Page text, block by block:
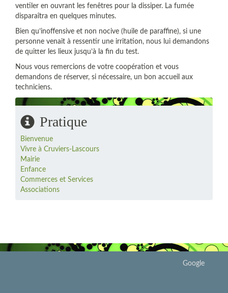
ventiler en ouvrant les fenêtres pour la dissiper. La fumée
disparaîtra en quelques minutes.
Bien qu’inoffensive et non nocive (huile de paraffine), si une
personne venait à ressentir une irritation, nous lui demandons
de quitter les lieux jusqu’à la fin du test.
Nous vous remercions de votre coopération et vous
demandons de réserver, si nécessaire, un bon accueil aux
techniciens.
Pratique
Bienvenue
Vivre à Cruviers-Lascours
Mairie
Enfance
Commerces et Services
Associations
Google